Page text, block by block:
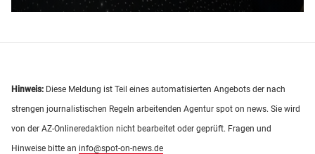
Hinweis: Diese Meldung ist Teil eines automatisierten Angebots der nach
strengen journalistischen Regeln arbeitenden Agentur spot on news. Sie wird
von der AZ-Onlineredaktion nicht bearbeitet oder geprüft. Fragen und
Hinweise bitte an info@spot-on-news.de